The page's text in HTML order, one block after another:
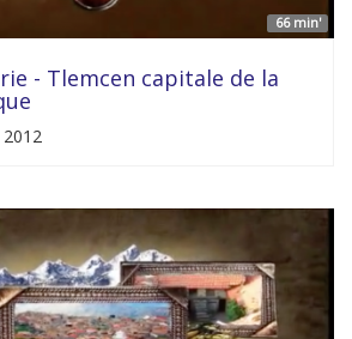
66 min'
- Tlemcen capitale de la